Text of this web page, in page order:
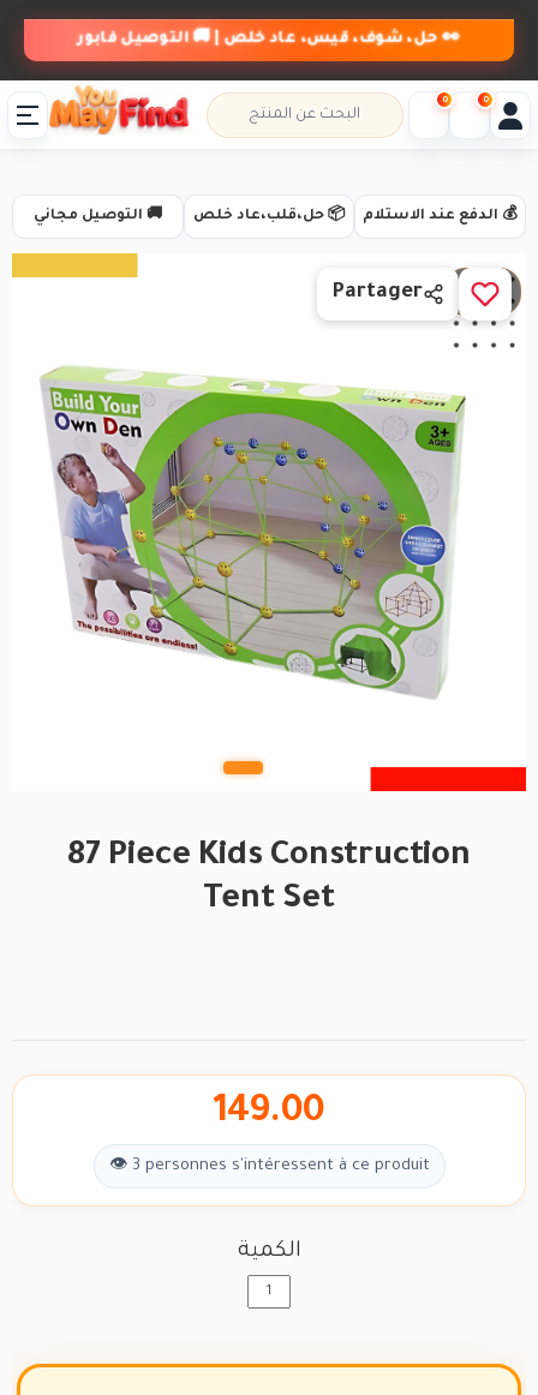
👀 حل، شوف، قيس، عاد خلص | 🚚 التوصيل فابور
87 Piece Kids Construction
Tent Set
🚚 التوصيل مجاني 📦 حل،قلب،عاد خلص 💰 الدفع عند الاستلام
1 / 5
Partager
149.00
👁 3 personnes s'intéressent à ce produit
الكمية
0 0